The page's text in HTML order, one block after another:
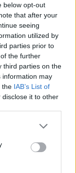
below opt-out
that after your
seeing
utilized by
parties prior to
the further
third parties on the
information may
the IAB’s List of
it to other
13. rész